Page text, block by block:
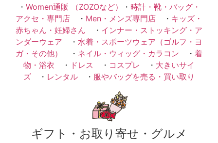
・ Women通販 （ZOZOなど） ・ 時計・靴・バッグ・
アクセ・専門店 ・ Men・メンズ専門店 ・ キッズ・
赤ちゃん・妊婦さん ・ インナー・ストッキング・ア
ンダーウェア ・ 水着・スポーツウェア（ゴルフ・ヨ
ガ・その他）
・ ネイル・ウィッグ・カラコン ・ 着
物・浴衣 ・ ドレス ・ コスプレ ・ 大きいサイ
ズ ・ レンタル ・ 服やバッグを売る・買い取り
ギフト・お取り寄せ・グルメ